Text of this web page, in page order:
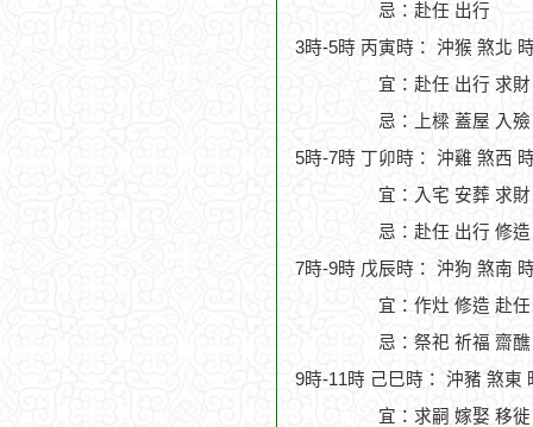
忌：赴任 出行
3時-5時 丙寅時： 沖猴 煞北
宜：赴任 出行 求
忌：上樑 蓋屋 入殮
5時-7時 丁卯時： 沖雞 煞西
宜：入宅 安葬 求
忌：赴任 出行 修
7時-9時 戊辰時： 沖狗 煞南
宜：作灶 修造 赴
忌：祭祀 祈福 齋
9時-11時 己巳時： 沖豬 煞東
宜：求嗣 嫁娶 移